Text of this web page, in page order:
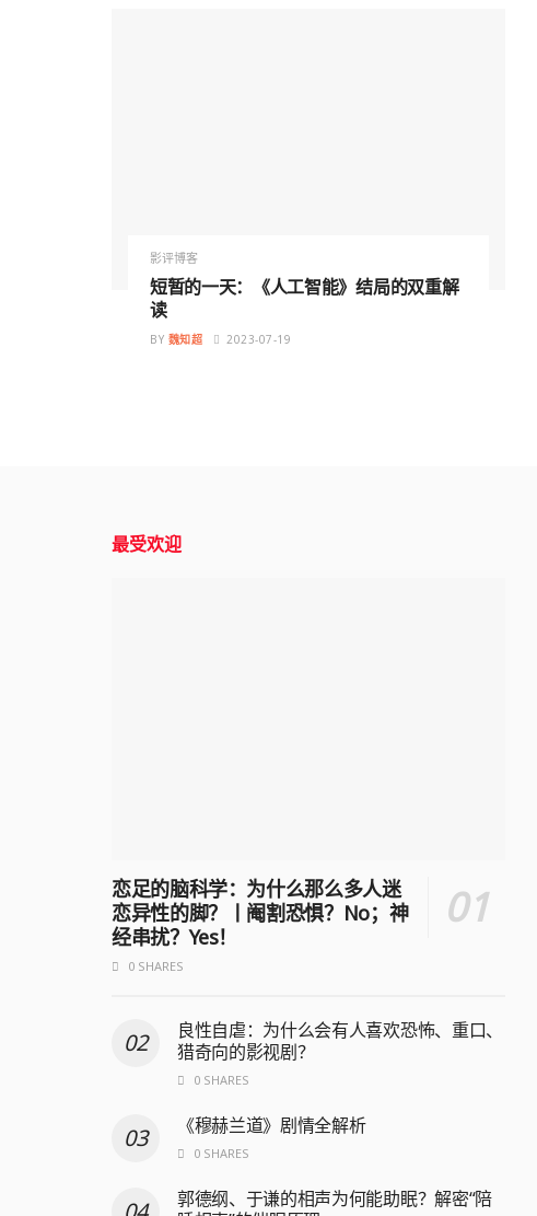
影评博客
短暂的一天：《人工智能》结局的双重解
读
BY 魏知超 2023-07-19
最受欢迎
恋足的脑科学：为什么那么多人迷
恋异性的脚？丨阉割恐惧？No；神
经串扰？Yes！
0 SHARES
良性自虐：为什么会有人喜欢恐怖、重口、
猎奇向的影视剧？
0 SHARES
《穆赫兰道》剧情全解析
0 SHARES
郭德纲、于谦的相声为何能助眠？解密“陪